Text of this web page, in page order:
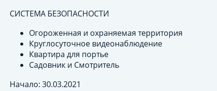
СИСТЕМА БЕЗОПАСНОСТИ
Огороженная и охраняемая территория
Круглосуточное видеонаблюдение
Квартира для портье
Садовник и Смотритель
Начало: 30.03.2021